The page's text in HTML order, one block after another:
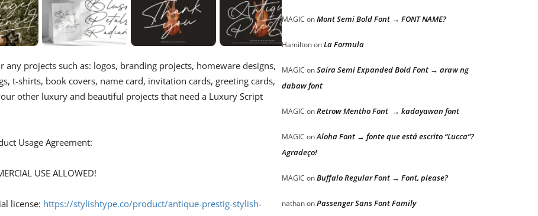
any projects such as: logos, branding projects, homeware designs,
t-shirts, book covers, name card, invitation cards, greeting cards,
other luxury and beautiful projects that need a Luxury Script
Usage Agreement:
USE ALLOWED!
license: https://stylishtype.co/product/antique-prestig-stylish-
MAGIC onMont Semi Bold Font → FONT NAME?
HamiltononLa Formula
MAGIC onSaira Semi Expanded Bold Font → araw ng
dabaw font
MAGIC onRetrow Mentho Font → kadayawan font
MAGIC onAloha Font → fonte que está escrito “Lucca”?
Agradeço!
MAGIC onBuffalo Regular Font → Font, please?
nathanonPassenger Sans Font Family